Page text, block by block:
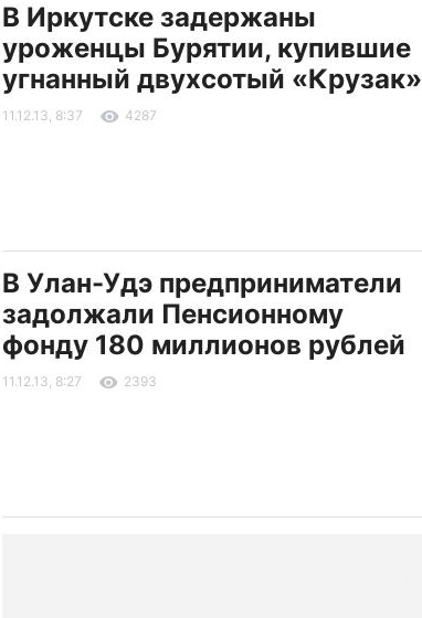
В Иркутске задержаны
уроженцы Бурятии, купившие
угнанный двухсотый «Крузак»
11.12.13, 8:37 4287
В Улан-Удэ предприниматели
задолжали Пенсионному
фонду 180 миллионов рублей
11.12.13, 8:27 2393